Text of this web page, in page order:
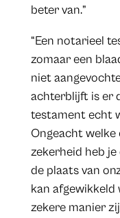
beter van.”
“Een notarieel
zomaar een
niet
achterblijft is er
testament echt
Ongeacht
zekerheid heb
de plaats van
kan afgewikkeld
zekere manier